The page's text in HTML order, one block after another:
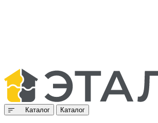
Каталог Каталог